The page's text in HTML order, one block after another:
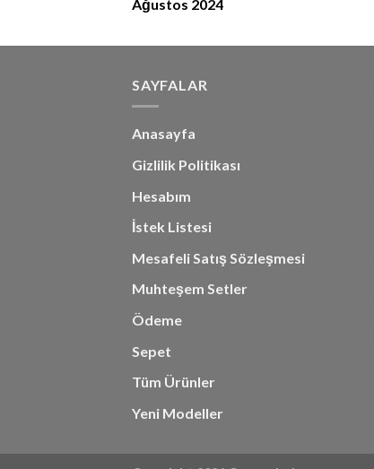
Ağustos 2024
SAYFALAR
Anasayfa
Gizlilik Politikası
Hesabım
İstek Listesi
Mesafeli Satış Sözleşmesi
Muhteşem Setler
Ödeme
Sepet
Tüm Ürünler
Yeni Modeller